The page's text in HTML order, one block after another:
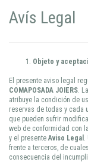
Avís Legal
Objeto y
El presente aviso legal
COMAPOSADA JOIERS.
atribuye la condición de
reservas de todas y cada
que pueden sufrir
web de conformidad con
y el presente Aviso Legal .
frente a terceros, de
consecuencia del